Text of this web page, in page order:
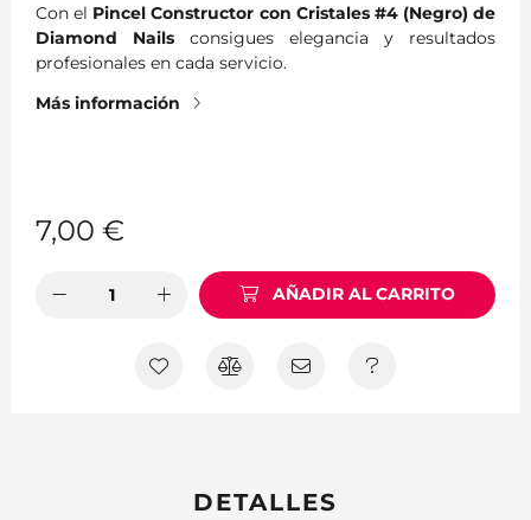
Con el Pincel Constructor con Cristales #4 (Negro) de
Diamond Nails consigues elegancia y resultados
profesionales en cada servicio.
Más información
7,00 €
AÑADIR AL CARRITO
DETALLES